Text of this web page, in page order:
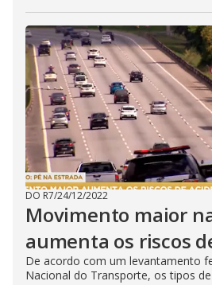
DO R7/24/12/2022
Movimento maior
aumenta os riscos
De acordo com um levantamento
Nacional do Transporte, os tipos